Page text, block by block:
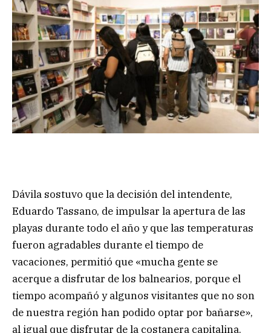
Dávila sostuvo que la decisión del intendente,
Eduardo Tassano, de impulsar la apertura de las
playas durante todo el año y que las temperaturas
fueron agradables durante el tiempo de
vacaciones, permitió que «mucha gente se
acerque a disfrutar de los balnearios, porque el
tiempo acompañó y algunos visitantes que no son
de nuestra región han podido optar por bañarse»,
al igual que disfrutar de la costanera capitalina.